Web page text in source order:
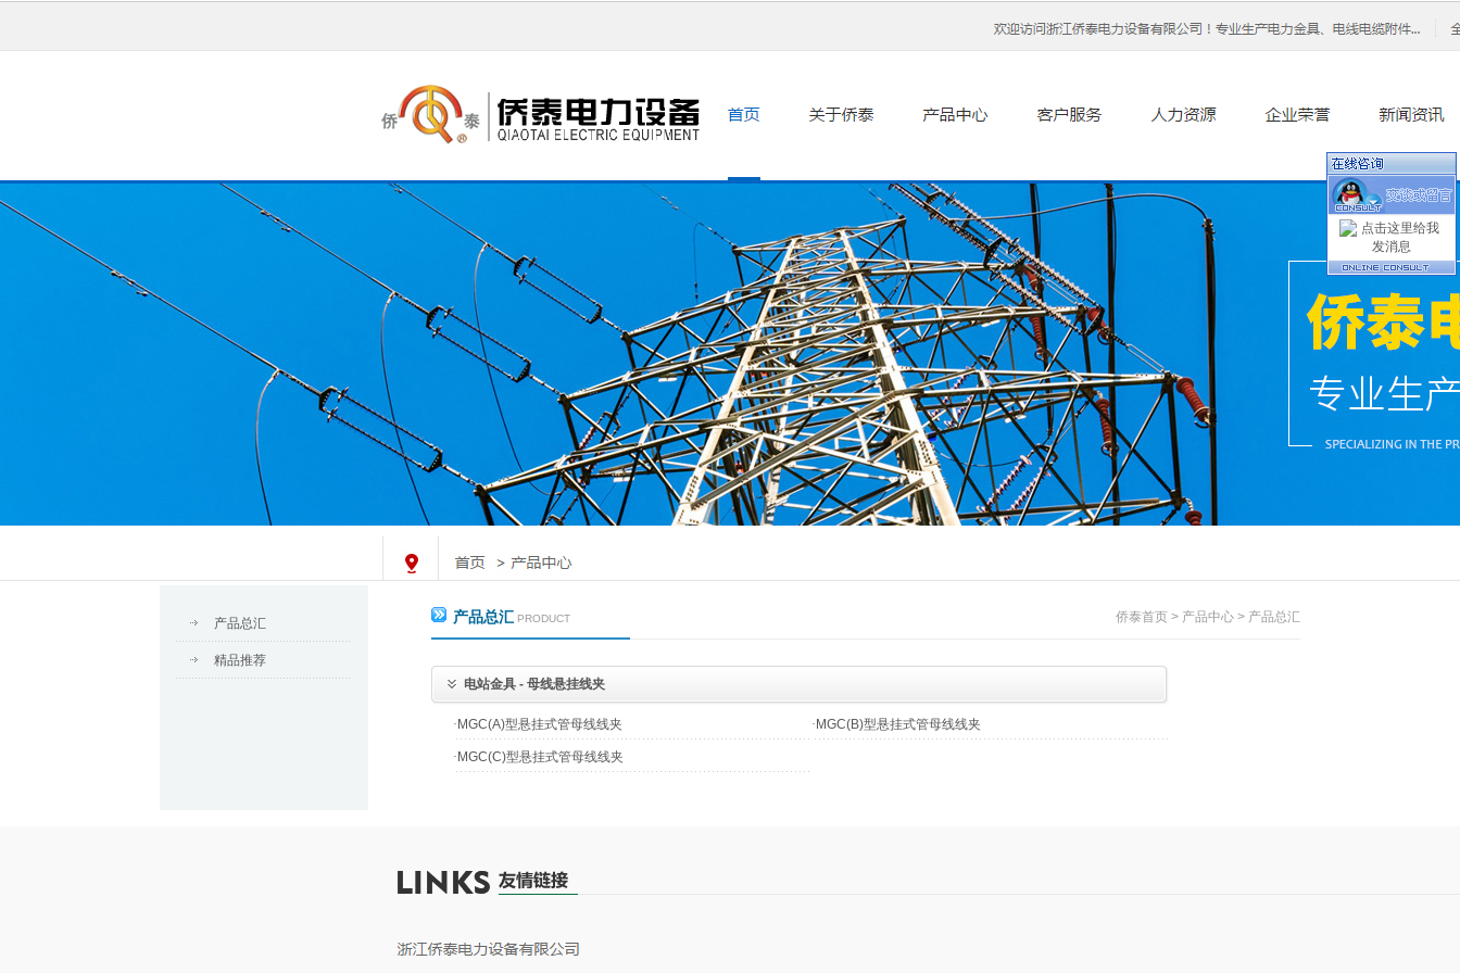
产品总汇
精品推荐
产品总汇 PRODUCT 侨泰首页 > 产品中心 > 产品总汇
电站金具 - 母线悬挂线夹
· MGC(A)型悬挂式管母线线夹 · MGC(B)型悬挂式管母线线夹
· MGC(C)型悬挂式管母线线夹